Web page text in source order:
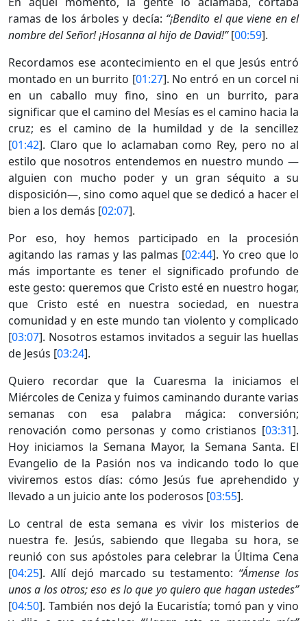
ramas de los árboles y decía: “¡Bendito el que viene en el
nombre del Señor! ¡Hosanna al hijo de David!”[00:59].
Recordamos ese acontecimiento en el que Jesús entró
montado en un burrito [01:27]. No entró en un corcel ni
en un caballo muy fino, sino en un burrito, para
significar que el camino del Mesías es el camino hacia la
cruz; es el camino de la humildad y de la sencillez
[01:42]. Claro que lo aclamaban como Rey, pero no al
estilo que nosotros entendemos en nuestro mundo —
alguien con mucho poder y un gran séquito a su
disposición—, sino como aquel que se dedicó a hacer el
bien a los demás [02:07].
Por eso, hoy hemos participado en la procesión
agitando las ramas y las palmas [02:44]. Yo creo que lo
más importante es tener el significado profundo de
este gesto: queremos que Cristo esté en nuestro hogar,
que Cristo esté en nuestra sociedad, en nuestra
comunidad y en este mundo tan violento y complicado
[03:07]. Nosotros estamos invitados a seguir las huellas
de Jesús [03:24].
Quiero recordar que la Cuaresma la iniciamos el
Miércoles de Ceniza y fuimos caminando durante varias
semanas con esa palabra mágica: conversión;
renovación como personas y como cristianos [03:31].
Hoy iniciamos la Semana Mayor, la Semana Santa. El
Evangelio de la Pasión nos va indicando todo lo que
viviremos estos días: cómo Jesús fue aprehendido y
llevado a un juicio ante los poderosos [03:55].
Lo central de esta semana es vivir los misterios de
nuestra fe. Jesús, sabiendo que llegaba su hora, se
reunió con sus apóstoles para celebrar la Última Cena
[04:25]. Allí dejó marcado su testamento: “Ámense los
unos a los otros; eso es lo que yo quiero que hagan ustedes”
[04:50]. También nos dejó la Eucaristía; tomó pan y vino